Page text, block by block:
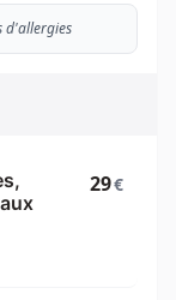
d'allergies
29€